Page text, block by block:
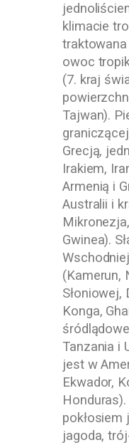
klimacie
owoc
(7. kraj
Tajwan).
Grecją,
Irakiem,
Armenią i
Australii i
Gwinea).
(Kamerun,
Słoniowej,
Konga,
Tanzania i
jest w
Ekwador,
pokłosiem
jagoda,